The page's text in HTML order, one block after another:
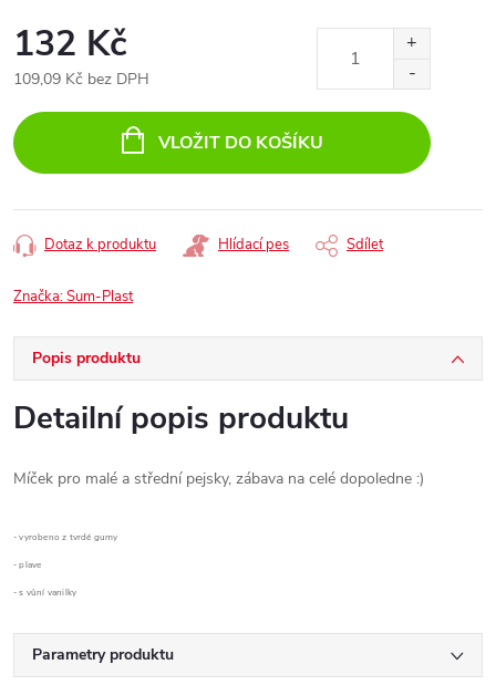
132 Kč
109,09 Kč bez DPH
cena:
VLOŽIT DO KOŠÍKU
Dotaz k produktu Hlídací pes Sdílet
Značka:Sum-Plast
Popis produktu
Detailní popis produktu
Míček pro malé a střední pejsky, zábava na celé dopoledne :)
- vyrobeno z tvrdé gumy
- plave
- s vůní vanilky
Parametry produktu